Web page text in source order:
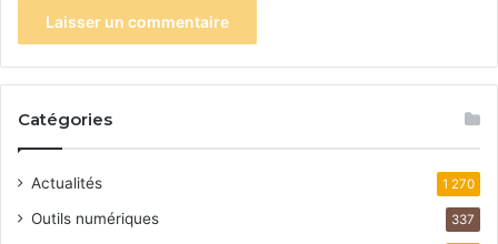
Catégories
Actualités 1 270
Outils numériques 337